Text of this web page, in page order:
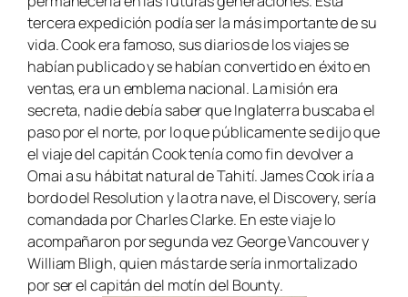
tercera expedición podía ser la más importante de su
vida. Cook era famoso, sus diarios de los viajes se
habían publicado y se habían convertido en éxito en
ventas, era un emblema nacional. La misión era
secreta, nadie debía saber que Inglaterra buscaba el
paso por el norte, por lo que públicamente se dijo que
el viaje del capitán Cook tenía como fin devolver a
Omai a su hábitat natural de Tahití. James Cook iría a
bordo del Resolutiony la otra nave, el Discovery, sería
comandada por Charles Clarke. En este viaje lo
acompañaron por segunda vez George Vancouver y
William Bligh, quien más tarde sería inmortalizado
por ser el capitán del motín del Bounty.